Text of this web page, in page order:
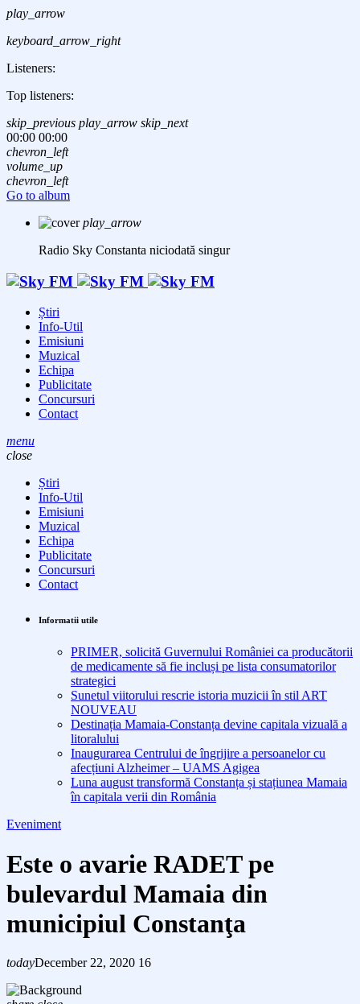
play_arrow
keyboard_arrow_right
Listeners:
Top listeners:
skip_previous play_arrow skip_next
00:00 00:00
chevron_left
volume_up
chevron_left
Go to album
play_arrow
Radio Sky Constanta niciodată singur
Știri
Info-Util
Emisiuni
Muzical
Echipa
Publicitate
Concursuri
Contact
menu
close
Știri
Info-Util
Emisiuni
Muzical
Echipa
Publicitate
Concursuri
Contact
Informatii utile
PRIMER, solicită Guvernului României ca producătorii
de medicamente să fie incluși pe lista consumatorilor
strategici
Sunetul viitorului rescrie istoria muzicii în stil ART
NOUVEAU
Destinația Mamaia-Constanța devine capitala vizuală a
litoralului
Inaugurarea Centrului de îngrijire a persoanelor cu
afecțiuni Alzheimer – UAMS Agigea
Luna august transformă Constanța și stațiunea Mamaia
în capitala verii din România
Eveniment
Este o avarie RADET pe
bulevardul Mamaia din
municipiul Constanţa
todayDecember 22, 2020 16